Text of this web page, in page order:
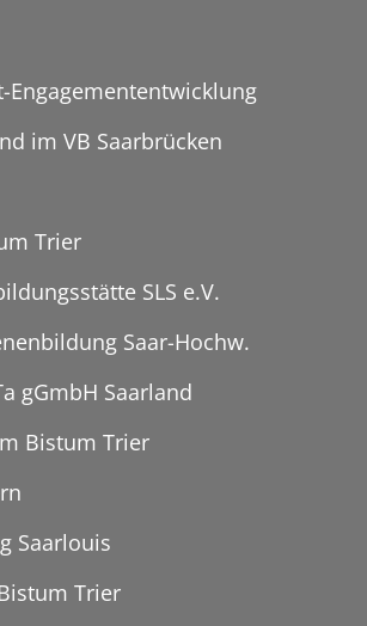
Engagemententwicklung
im VB Saarbrücken
Trier
SLS e.V.
Saar-Hochw.
gGmbH Saarland
Bistum Trier
Saarlouis
Trier